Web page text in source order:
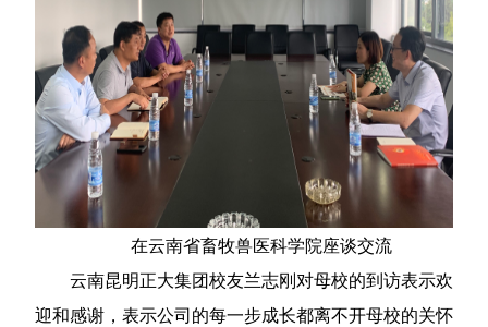
在云南省畜牧兽医科学院座谈交流
云南昆明正大集团校友兰志刚对母校的到访表示欢
迎和感谢，表示公司的每一步成长都离不开母校的关怀